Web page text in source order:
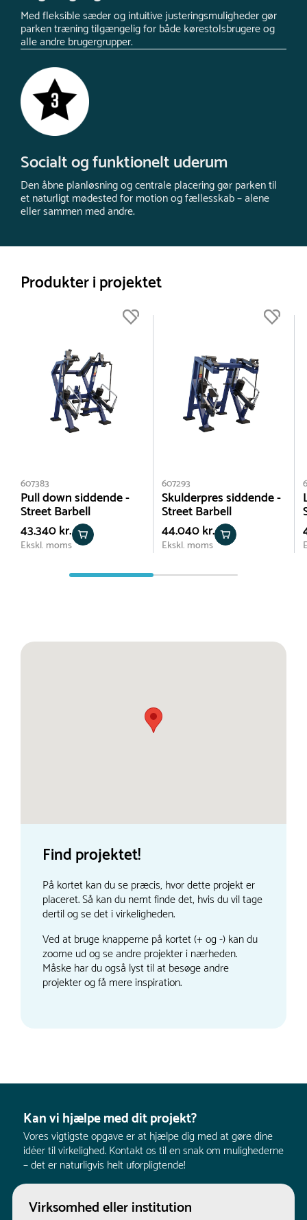
Med fleksible sæder og intuitive justeringsmuligheder gør
parken træning tilgængelig for både kørestolsbrugere og
alle andre brugergrupper.
Socialt og funktionelt uderum
Den åbne planløsning og centrale placering gør parken til
et naturligt mødested for motion og fællesskab – alene
eller sammen med andre.
Produkter i projektet
607383
Pull down siddende -
Street Barbell
43.340 kr.
Ekskl. moms
607293
Skulderpres siddende -
Street Barbell
44.040 kr.
Ekskl. moms
Find projektet!
På kortet kan du se præcis, hvor dette projekt er
placeret. Så kan du nemt finde det, hvis du vil tage
dertil og se det i virkeligheden.
Ved at bruge knapperne på kortet (+ og -) kan du
zoome ud og se andre projekter i nærheden.
Måske har du også lyst til at besøge andre
projekter og få mere inspiration.
Kan vi hjælpe med dit projekt?
Vores vigtigste opgave er at hjælpe dig med at gøre dine
idéer til virkelighed. Kontakt os til en snak om mulighederne
– det er naturligvis helt uforpligtende!
Virksomhed eller institution